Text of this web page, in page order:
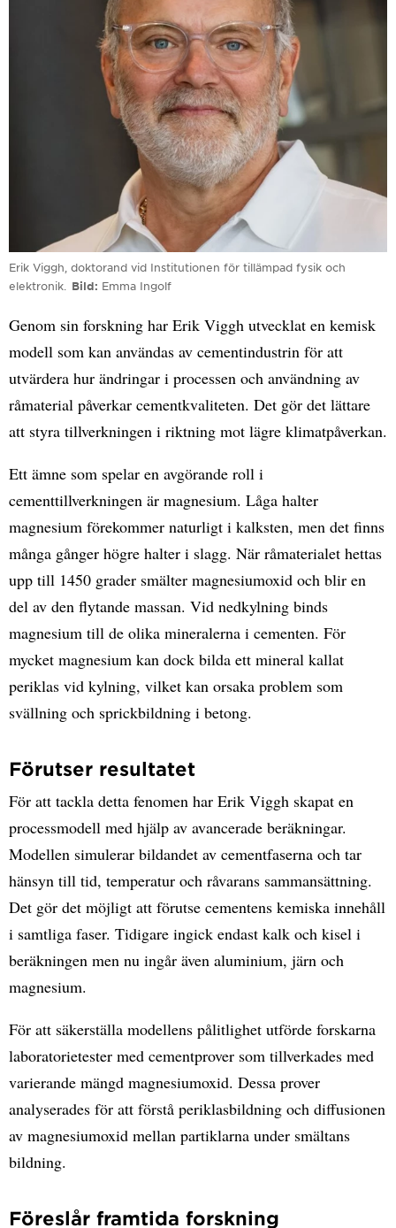
Erik Viggh, doktorand vid Institutionen för tillämpad fysik och
elektronik. Bild Emma Ingolf
Genom sin forskning har Erik Viggh utvecklat en kemisk
modell som kan användas av cementindustrin för att
utvärdera hur ändringar i processen och användning av
råmaterial påverkar cementkvaliteten. Det gör det lättare
att styra tillverkningen i riktning mot lägre klimatpåverkan.
Ett ämne som spelar en avgörande roll i
cementtillverkningen är magnesium. Låga halter
magnesium förekommer naturligt i kalksten, men det finns
många gånger högre halter i slagg. När råmaterialet hettas
upp till 1450 grader smälter magnesiumoxid och blir en
del av den flytande massan. Vid nedkylning binds
magnesium till de olika mineralerna i cementen. För
mycket magnesium kan dock bilda ett mineral kallat
periklas vid kylning, vilket kan orsaka problem som
svällning och sprickbildning i betong.
Förutser resultatet
För att tackla detta fenomen har Erik Viggh skapat en
processmodell med hjälp av avancerade beräkningar.
Modellen simulerar bildandet av cementfaserna och tar
hänsyn till tid, temperatur och råvarans sammansättning.
Det gör det möjligt att förutse cementens kemiska innehåll
i samtliga faser. Tidigare ingick endast kalk och kisel i
beräkningen men nu ingår även aluminium, järn och
magnesium.
För att säkerställa modellens pålitlighet utförde forskarna
laboratorietester med cementprover som tillverkades med
varierande mängd magnesiumoxid. Dessa prover
analyserades för att förstå periklasbildning och diffusionen
av magnesiumoxid mellan partiklarna under smältans
bildning.
Föreslår framtida forskning